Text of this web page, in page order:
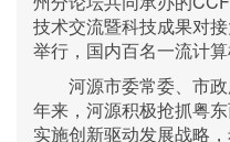
技术交流暨科技成果对
举行，国内百名一流计算
河源市委常委、市政
年来，河源积极抢抓粤
实施创新驱动发展战略